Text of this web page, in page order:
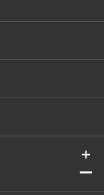
＋
ー